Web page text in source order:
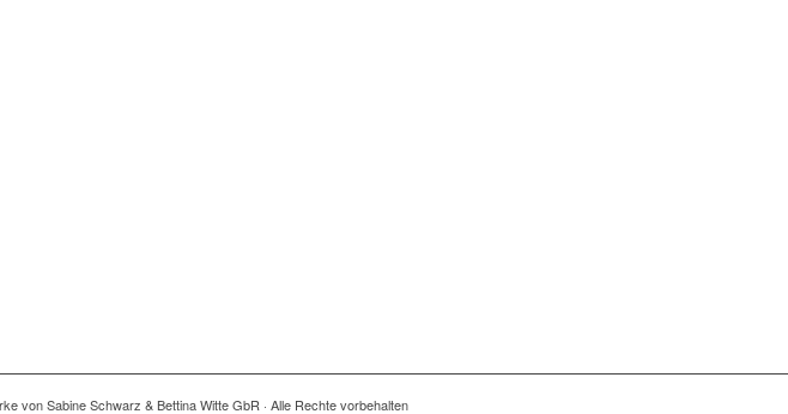
von Sabine Schwarz & Bettina Witte GbR · Alle Rechte vorbehalten